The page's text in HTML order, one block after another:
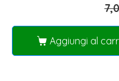
Aggiungi al